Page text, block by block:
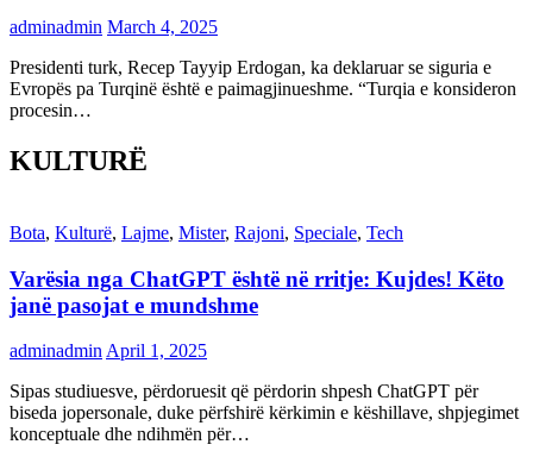
adminadmin March 4, 2025
Presidenti turk, Recep Tayyip Erdogan, ka deklaruar se siguria e
Evropës pa Turqinë është e paimagjinueshme. “Turqia e konsideron
procesin…
KULTURË
Bota, Kulturë, Lajme, Mister, Rajoni, Speciale, Tech
Varësia nga ChatGPT është në rritje: Kujdes! Këto
janë pasojat e mundshme
adminadmin April 1, 2025
Sipas studiuesve, përdoruesit që përdorin shpesh ChatGPT për
biseda jopersonale, duke përfshirë kërkimin e këshillave, shpjegimet
konceptuale dhe ndihmën për…